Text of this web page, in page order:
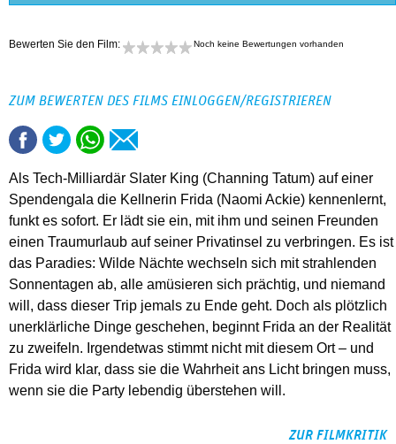
Bewerten Sie den Film: Noch keine Bewertungen vorhanden
ZUM BEWERTEN DES FILMS EINLOGGEN/REGISTRIEREN
Als Tech-Milliardär Slater King (Channing Tatum) auf einer
Spendengala die Kellnerin Frida (Naomi Ackie) kennenlernt,
funkt es sofort. Er lädt sie ein, mit ihm und seinen Freunden
einen Traumurlaub auf seiner Privatinsel zu verbringen. Es ist
das Paradies: Wilde Nächte wechseln sich mit strahlenden
Sonnentagen ab, alle amüsieren sich prächtig, und niemand
will, dass dieser Trip jemals zu Ende geht. Doch als plötzlich
unerklärliche Dinge geschehen, beginnt Frida an der Realität
zu zweifeln. Irgendetwas stimmt nicht mit diesem Ort – und
Frida wird klar, dass sie die Wahrheit ans Licht bringen muss,
wenn sie die Party lebendig überstehen will.
ZUR FILMKRITIK